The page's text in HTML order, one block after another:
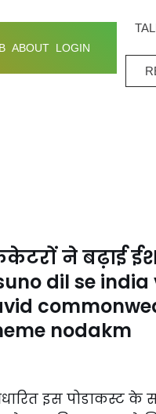
ABOUT LOGIN
ने बढ़ाई
dil se
nodakm
इस पोडाकस्ट